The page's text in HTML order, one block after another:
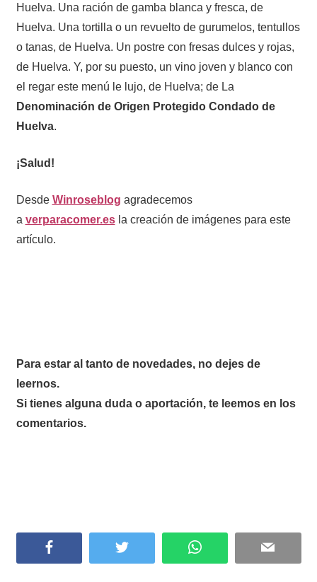
Huelva. Una ración de gamba blanca y fresca, de
Huelva. Una tortilla o un revuelto de gurumelos, tentullos
o tanas, de Huelva. Un postre con fresas dulces y rojas,
de Huelva. Y, por su puesto, un vino joven y blanco con
el regar este menú le lujo, de Huelva; de La
Denominación de Origen Protegido Condado de
Huelva.
¡Salud!
Desde Winroseblog agradecemos
a verparacomer.esla creación de imágenes para este
artículo.
Para estar al tanto de novedades, no dejes de
leernos.
Si tienes alguna duda o aportación, te leemos en los
comentarios.
Twitter WhatsApp Email